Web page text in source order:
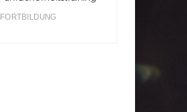
Waldbrandgefahr im
Schwarzwald
FORTBILDUNG